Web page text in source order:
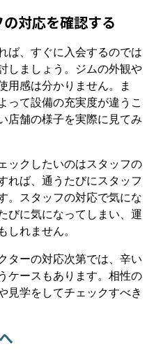
対応を確認する
ば、すぐに入会するのでは
しましょう。ジムの外観や
用感は分かりません。ま
って設備の充実度が違うこ
店舗の様子を実際に見てみ
ックしたいのはスタッフの
れば、通うたびにスタッフ
。スタッフの対応で気にな
びに気になってしまい、運
しれません。
ターの対応次第では、辛い
ケースもあります。相性の
見学をしてチェックすべき